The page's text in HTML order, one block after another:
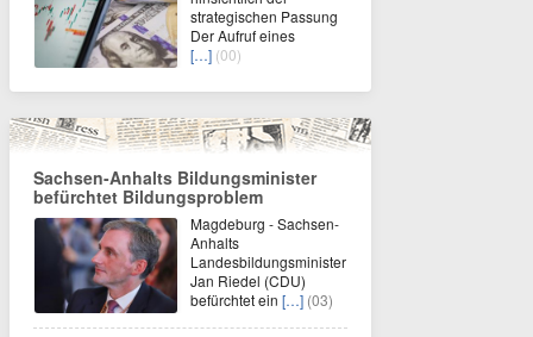
strategischen Passung
Der Aufruf eines
[…] (00)
Sachsen-Anhalts Bildungsminister
befürchtet Bildungsproblem
Magdeburg - Sachsen-
Anhalts
Landesbildungsminister
Jan Riedel (CDU)
befürchtet ein […] (03)